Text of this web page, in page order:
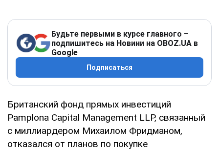
Будьте первыми в курсе главного –
подпишитесь на Новини на OBOZ.UA в
Google
Подписаться
Британский фонд прямых инвестиций
Pamplona Capital Management LLP, связанный
с миллиардером Михаилом Фридманом,
отказался от планов по покупке